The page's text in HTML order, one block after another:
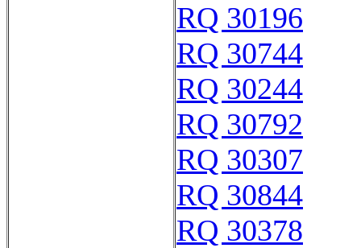
RQ 30196
RQ 30744
RQ 30244
RQ 30792
RQ 30307
RQ 30844
RQ 30378